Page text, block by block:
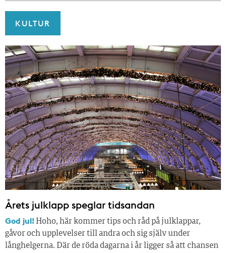
KULTUR
Årets julklapp speglar tidsandan
God jul! Hoho, här kommer tips och råd på julklappar,
gåvor och upplevelser till andra och sig själv under
långhelgerna. Där de röda dagarna i år ligger så att chansen